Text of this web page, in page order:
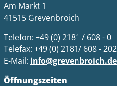
Am Markt 1
41515 Grevenbroich
Telefon: +49 (0) 2181 / 608 - 0
Telefax: +49 (0) 2181/ 608 - 202
E-Mail: info@grevenbroich.de
Öffnungszeiten